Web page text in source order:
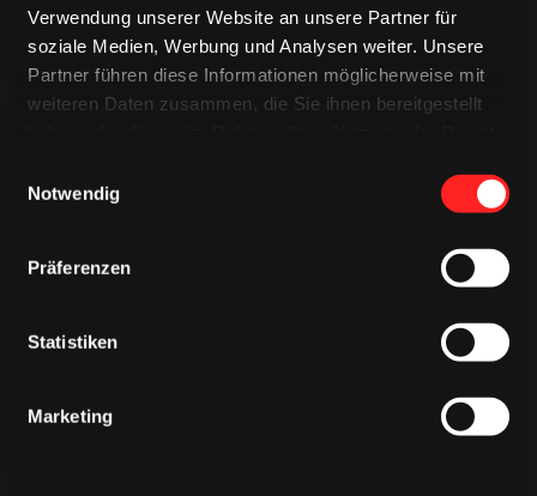
Verwendung unserer Website an unsere Partner für
soziale Medien, Werbung und Analysen weiter. Unsere
Partner führen diese Informationen möglicherweise mit
weiteren Daten zusammen, die Sie ihnen bereitgestellt
Notwendig
Präferenzen
Statistiken
Marketing